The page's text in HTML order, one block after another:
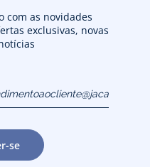
com as novidades
exclusivas, novas
se